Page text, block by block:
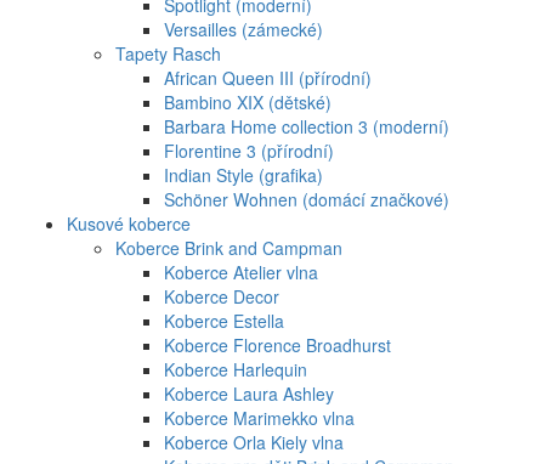
Spotlight (moderní)
Versailles (zámecké)
Tapety Rasch
African Queen III (přírodní)
Bambino XIX (dětské)
Barbara Home collection 3 (moderní)
Florentine 3 (přírodní)
Indian Style (grafika)
Schöner Wohnen (domácí značkové)
Kusové koberce
Koberce Brink and Campman
Koberce Atelier vlna
Koberce Decor
Koberce Estella
Koberce Florence Broadhurst
Koberce Harlequin
Koberce Laura Ashley
Koberce Marimekko vlna
Koberce Orla Kiely vlna